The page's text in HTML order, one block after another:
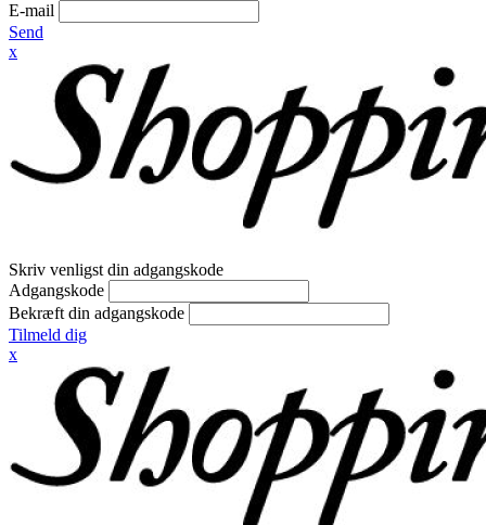
E-mail
Send
x
Skriv venligst din adgangskode
Adgangskode
Bekræft din adgangskode
Tilmeld dig
x